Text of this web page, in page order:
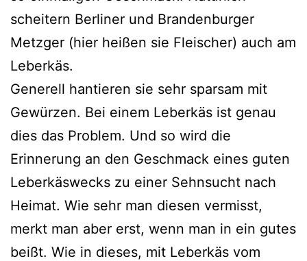
scheitern Berliner und Brandenburger
Metzger (hier heißen sie Fleischer) auch am
Leberkäs.
Generell hantieren sie sehr sparsam mit
Gewürzen. Bei einem Leberkäs ist genau
dies das Problem. Und so wird die
Erinnerung an den Geschmack eines guten
Leberkäswecks zu einer Sehnsucht nach
Heimat. Wie sehr man diesen vermisst,
merkt man aber erst, wenn man in ein gutes
beißt. Wie in dieses, mit Leberkäs vom